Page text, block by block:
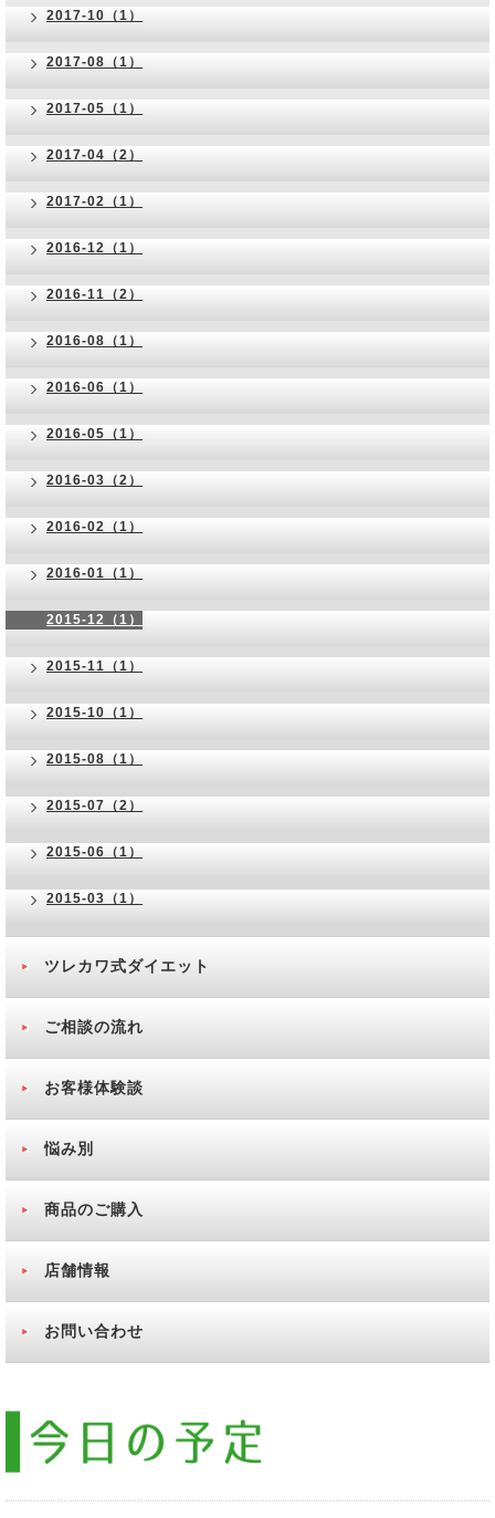
2017-10（1）
2017-08（1）
2017-05（1）
2017-04（2）
2017-02（1）
2016-12（1）
2016-11（2）
2016-08（1）
2016-06（1）
2016-05（1）
2016-03（2）
2016-02（1）
2016-01（1）
2015-12（1）
2015-11（1）
2015-10（1）
2015-08（1）
2015-07（2）
2015-06（1）
2015-03（1）
ツレカワ式ダイエット
ご相談の流れ
お客様体験談
悩み別
商品のご購入
店舗情報
お問い合わせ